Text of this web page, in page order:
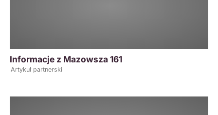
Informacje z Mazowsza 161
Artykuł partnerski